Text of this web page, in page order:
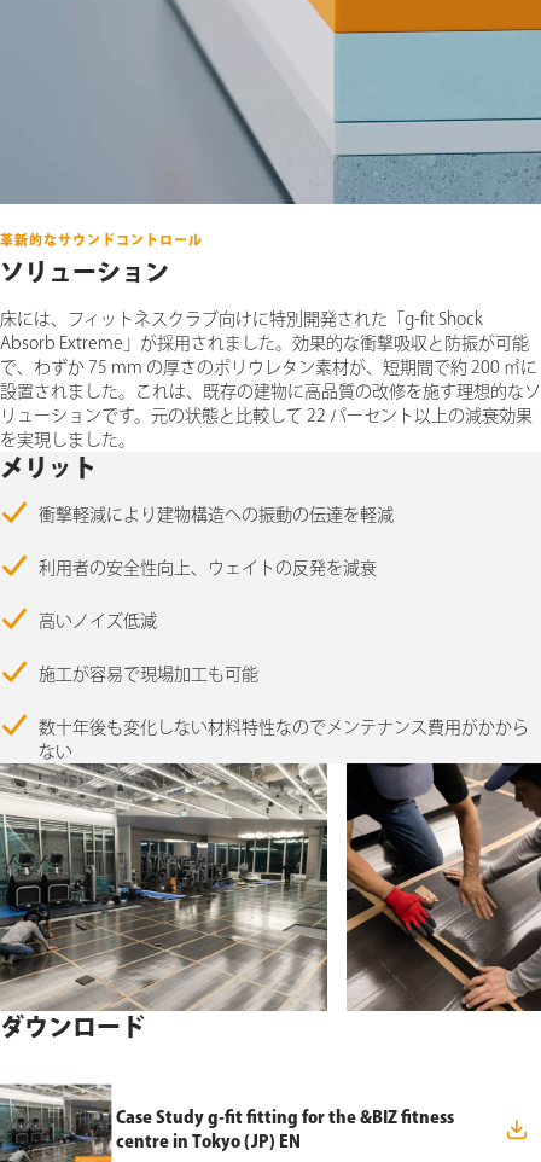
革新的なサウンドコントロール
ソリューション
床には、フィットネスクラブ向けに特別開発された「g-fit Shock
Absorb Extreme」が採用されました。効果的な衝撃吸収と防振が可能
で、わずか 75 mm の厚さのポリウレタン素材が、短期間で約 200 ㎡に
設置されました。これは、既存の建物に高品質の改修を施す理想的なソ
リューションです。元の状態と比較して 22 パーセント以上の減衰効果
を実現しました。
メリット
衝撃軽減により建物構造への振動の伝達を軽減
利用者の安全性向上、ウェイトの反発を減衰
高いノイズ低減
施工が容易で現場加工も可能
数十年後も変化しない材料特性なのでメンテナンス費用がかから
ない
ダウンロード
Case Study g-fit fitting for the &BIZ fitness
centre in Tokyo (JP) EN